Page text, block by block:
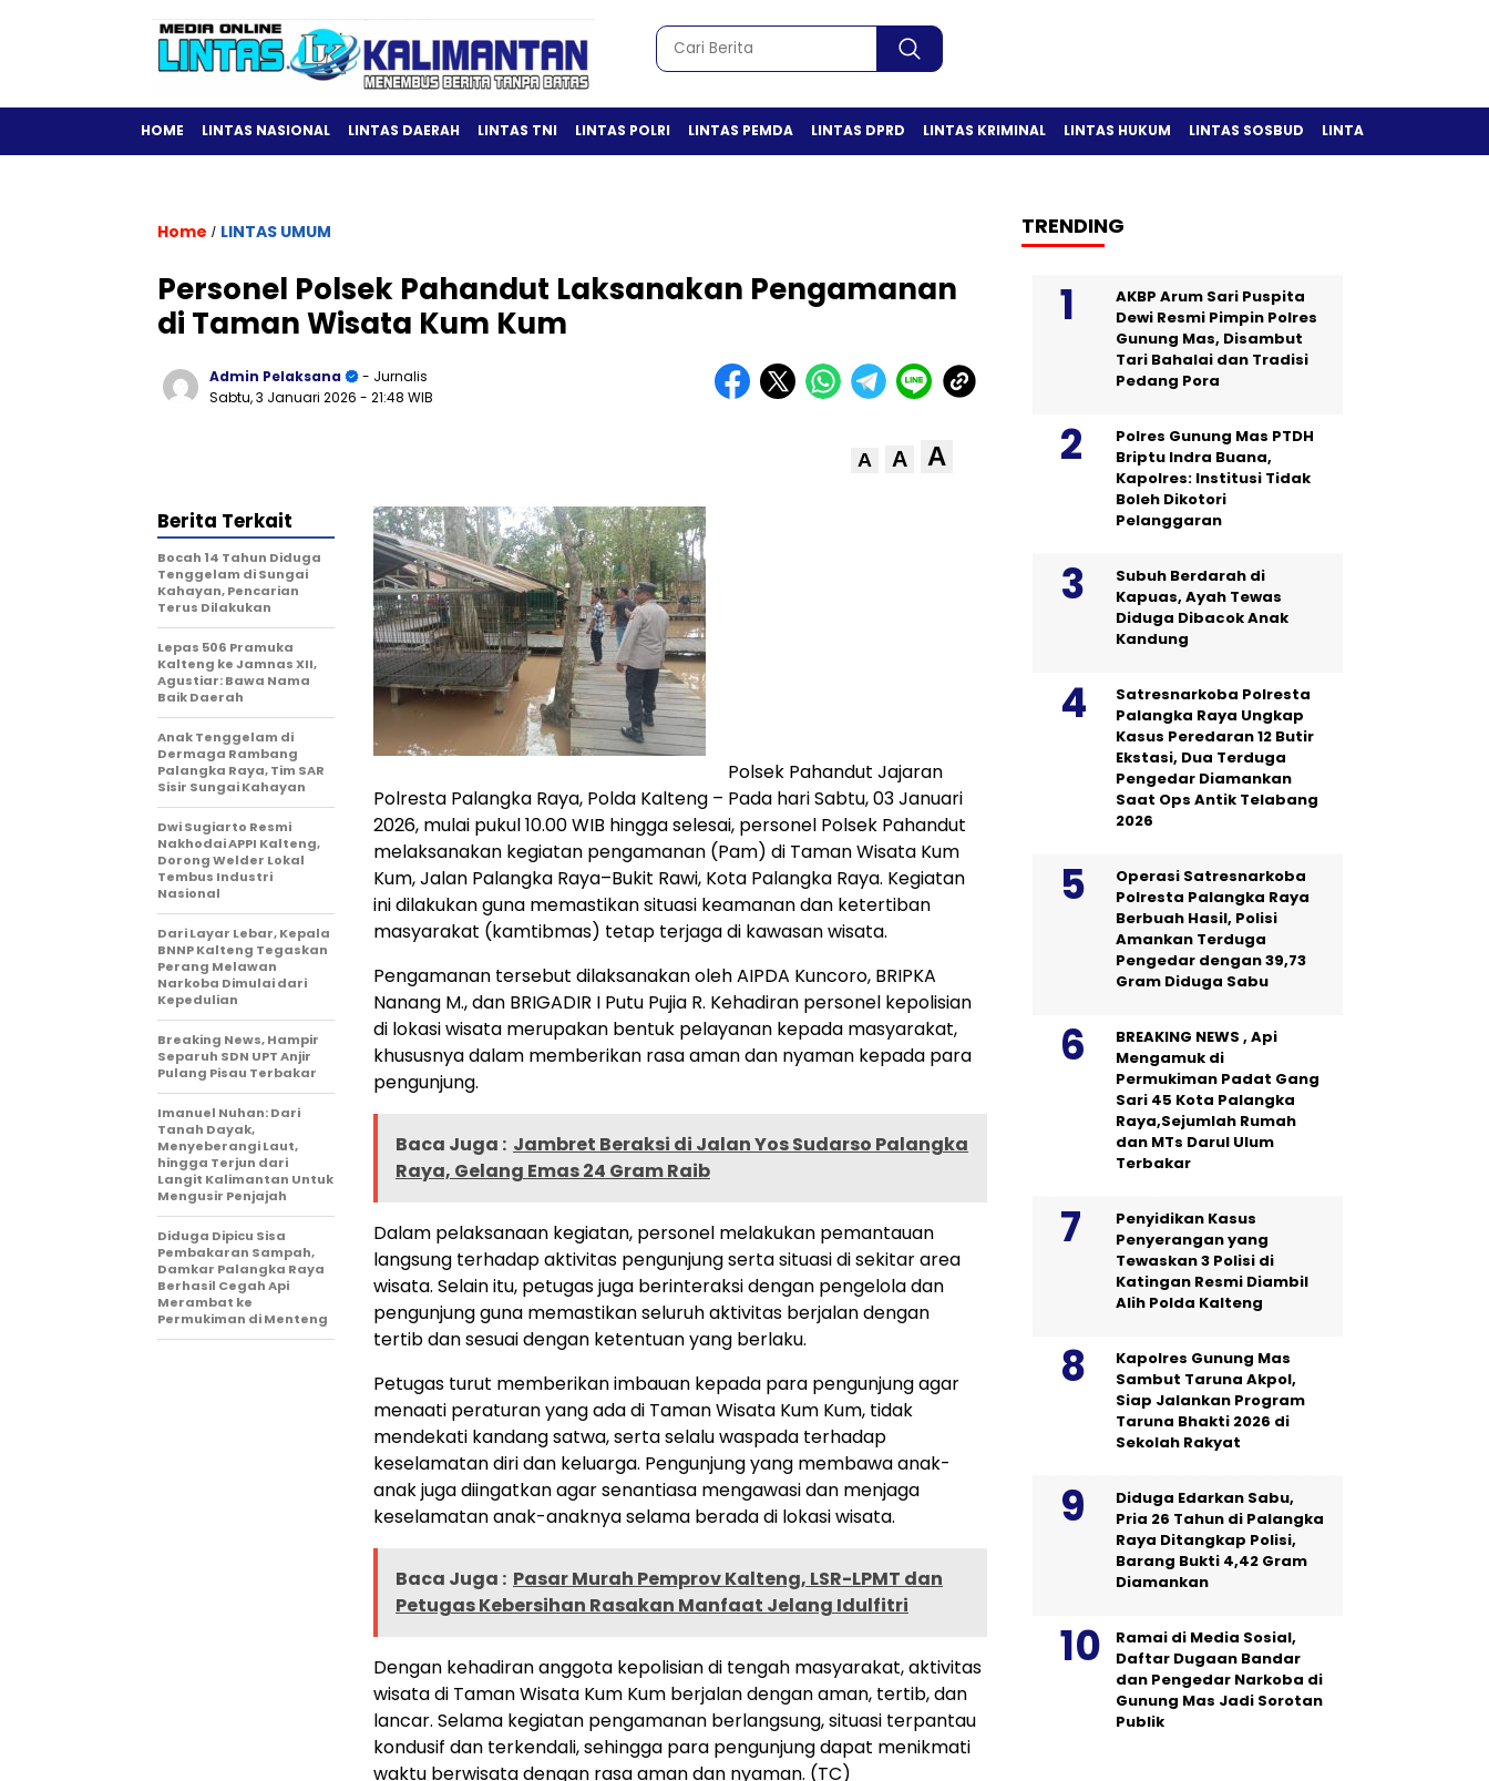
HOME LINTAS NASIONAL LINTAS DAERAH LINTAS TNI LINTAS POLRI LINTAS PEMDA LINTAS DPRD LINTAS KRIMINAL LINTAS HUKUM LINTAS SOSBUD LINTAS OLAH RAGA
Home / LINTAS UMUM
Personel Polsek Pahandut Laksanakan Pengamanan
di Taman Wisata Kum Kum
Admin Pelaksana
- Jurnalis
Sabtu, 3 Januari 2026 - 21:48 WIB
A A A
Polsek Pahandut Jajaran
Polresta Palangka Raya, Polda Kalteng – Pada hari Sabtu, 03 Januari
2026, mulai pukul 10.00 WIB hingga selesai, personel Polsek Pahandut
melaksanakan kegiatan pengamanan (Pam) di Taman Wisata Kum
Kum, Jalan Palangka Raya–Bukit Rawi, Kota Palangka Raya. Kegiatan
ini dilakukan guna memastikan situasi keamanan dan ketertiban
masyarakat (kamtibmas) tetap terjaga di kawasan wisata.
Pengamanan tersebut dilaksanakan oleh AIPDA Kuncoro, BRIPKA
Nanang M., dan BRIGADIR I Putu Pujia R. Kehadiran personel kepolisian
di lokasi wisata merupakan bentuk pelayanan kepada masyarakat,
khususnya dalam memberikan rasa aman dan nyaman kepada para
pengunjung.
Baca Juga : Jambret Beraksi di Jalan Yos Sudarso Palangka
Raya, Gelang Emas 24 Gram Raib
Dalam pelaksanaan kegiatan, personel melakukan pemantauan
langsung terhadap aktivitas pengunjung serta situasi di sekitar area
wisata. Selain itu, petugas juga berinteraksi dengan pengelola dan
pengunjung guna memastikan seluruh aktivitas berjalan dengan
tertib dan sesuai dengan ketentuan yang berlaku.
Petugas turut memberikan imbauan kepada para pengunjung agar
menaati peraturan yang ada di Taman Wisata Kum Kum, tidak
mendekati kandang satwa, serta selalu waspada terhadap
keselamatan diri dan keluarga. Pengunjung yang membawa anak-
anak juga diingatkan agar senantiasa mengawasi dan menjaga
keselamatan anak-anaknya selama berada di lokasi wisata.
Baca Juga : Pasar Murah Pemprov Kalteng, LSR-LPMT dan
Petugas Kebersihan Rasakan Manfaat Jelang Idulfitri
Dengan kehadiran anggota kepolisian di tengah masyarakat, aktivitas
wisata di Taman Wisata Kum Kum berjalan dengan aman, tertib, dan
lancar. Selama kegiatan pengamanan berlangsung, situasi terpantau
kondusif dan terkendali, sehingga para pengunjung dapat menikmati
waktu berwisata dengan rasa aman dan nyaman. (TC)
Berita Terkait
Bocah 14 Tahun Diduga
Tenggelam di Sungai
Kahayan, Pencarian
Terus Dilakukan
Lepas 506 Pramuka
Kalteng ke Jamnas XII,
Agustiar: Bawa Nama
Baik Daerah
Anak Tenggelam di
Dermaga Rambang
Palangka Raya, Tim SAR
Sisir Sungai Kahayan
Dwi Sugiarto Resmi
Nakhodai APPI Kalteng,
Dorong Welder Lokal
Tembus Industri
Nasional
Dari Layar Lebar, Kepala
BNNP Kalteng Tegaskan
Perang Melawan
Narkoba Dimulai dari
Kepedulian
Breaking News, Hampir
Separuh SDN UPT Anjir
Pulang Pisau Terbakar
Imanuel Nuhan: Dari
Tanah Dayak,
Menyeberangi Laut,
hingga Terjun dari
Langit Kalimantan Untuk
Mengusir Penjajah
Diduga Dipicu Sisa
Pembakaran Sampah,
Damkar Palangka Raya
Berhasil Cegah Api
Merambat ke
Permukiman di Menteng
TRENDING
AKBP Arum Sari Puspita
Dewi Resmi Pimpin Polres
Gunung Mas, Disambut
Tari Bahalai dan Tradisi
Pedang Pora
Polres Gunung Mas PTDH
Briptu Indra Buana,
Kapolres: Institusi Tidak
Boleh Dikotori
Pelanggaran
Subuh Berdarah di
Kapuas, Ayah Tewas
Diduga Dibacok Anak
Kandung
Satresnarkoba Polresta
Palangka Raya Ungkap
Kasus Peredaran 12 Butir
Ekstasi, Dua Terduga
Pengedar Diamankan
Saat Ops Antik Telabang
2026
Operasi Satresnarkoba
Polresta Palangka Raya
Berbuah Hasil, Polisi
Amankan Terduga
Pengedar dengan 39,73
Gram Diduga Sabu
BREAKING NEWS , Api
Mengamuk di
Permukiman Padat Gang
Sari 45 Kota Palangka
Raya,Sejumlah Rumah
dan MTs Darul Ulum
Terbakar
Penyidikan Kasus
Penyerangan yang
Tewaskan 3 Polisi di
Katingan Resmi Diambil
Alih Polda Kalteng
Kapolres Gunung Mas
Sambut Taruna Akpol,
Siap Jalankan Program
Taruna Bhakti 2026 di
Sekolah Rakyat
Diduga Edarkan Sabu,
Pria 26 Tahun di Palangka
Raya Ditangkap Polisi,
Barang Bukti 4,42 Gram
Diamankan
Ramai di Media Sosial,
Daftar Dugaan Bandar
dan Pengedar Narkoba di
Gunung Mas Jadi Sorotan
Publik